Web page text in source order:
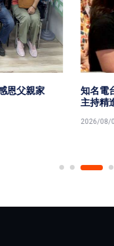
知名電台為期兩天 2026
主持精進聲音魅力